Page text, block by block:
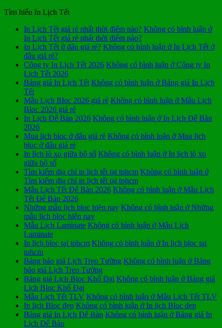
Tìm hiểu In Lịch Tết
In Lịch Tết giá rẻ nhất thời điểm nào? Không có bình luận ở
In Lịch Tết giá rẻ nhất thời điểm nào?
In Lịch Tết ở đâu giá rẻ? Không có bình luận ở In Lịch Tết ở
đâu giá rẻ?
Công ty In Lịch Tết 2026 Không có bình luận ở Công ty In
Lịch Tết 2026
Bảng giá In Lịch Tết Không có bình luận ở Bảng giá In Lịch
Tết
Mẫu Lịch Bloc 2026 giá rẻ Không có bình luận ở Mẫu Lịch
Bloc 2026 giá rẻ
In Lịch Để Bàn 2026 Không có bình luận ở In Lịch Để Bàn
2026
Mua lịch bloc ở đâu giá rẻ Không có bình luận ở Mua lịch
bloc ở đâu giá rẻ
In lịch lò xo giữa bộ số Không có bình luận ở In lịch lò xo
giữa bộ số
Tìm kiếm địa chỉ in lịch tết tại tphcm Không có bình luận ở
Tìm kiếm địa chỉ in lịch tết tại tphcm
Mẫu Lịch Tết Để Bàn 2026 Không có bình luận ở Mẫu Lịch
Tết Để Bàn 2026
Những mẫu lịch bloc hiện nay Không có bình luận ở Những
mẫu lịch bloc hiện nay
Mẫu Lịch Laminate Không có bình luận ở Mẫu Lịch
Laminate
In lịch bloc tại tphcm Không có bình luận ở In lịch bloc tại
tphcm
Bảng báo giá Lịch Treo Tường Không có bình luận ở Bảng
báo giá Lịch Treo Tường
Bảng giá Lịch Bloc Khổ Đại Không có bình luận ở Bảng giá
Lịch Bloc Khổ Đại
Mẫu Lịch Tết TLV Không có bình luận ở Mẫu Lịch Tết TLV
In lịch Bloc đẹp Không có bình luận ở In lịch Bloc đẹp
Bảng giá In Lịch Để Bàn Không có bình luận ở Bảng giá In
Lịch Để Bàn